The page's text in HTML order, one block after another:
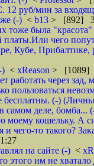
руб/мин за
(-) < b13 > [892]
тоже была
платы.Или чего
Кубе,
) < xReason > [1089]
работать через
пользоваться
бесплатны. (-)
самом деле, бомба...
моему кошельку. А
чего-то такого?
на сайте (-) <
этого им не